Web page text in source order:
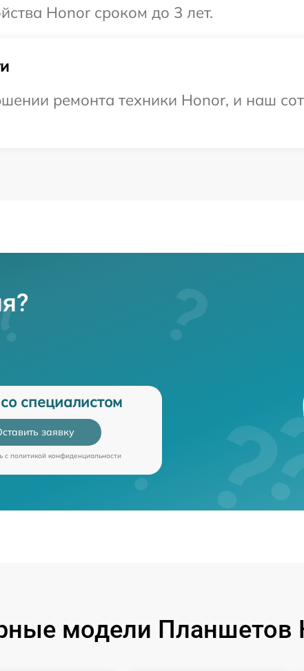
Honor сроком до 3 лет.
ремонта техники Honor, и наш
специалистом
заявку
c политикой конфиденциальности
модели Планшетов